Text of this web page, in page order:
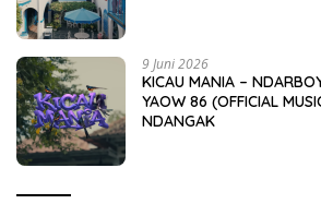
9 Juni 2026
KICAU MANIA –
YAOW 86 (OFFICIAL
NDANGAK